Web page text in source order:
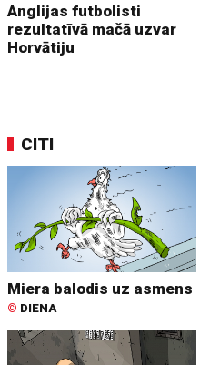
Anglijas futbolisti
rezultatīvā mačā uzvar
Horvātiju
CITI
Miera balodis uz asmens
© DIENA